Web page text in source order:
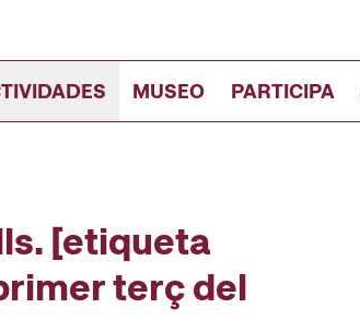
MUSEO PARTICIPA
[etiqueta
terç del